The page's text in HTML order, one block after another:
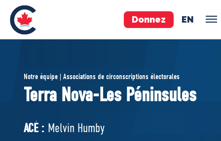
Donnez EN
ÉQUIPE
Pierre Poilievre
Vos députés conservateurs
Cabinet fantôme
Exécutif national
Notre équipe | Associations de circonscriptions électorales
Terra Nova-Les Péninsules
ACÉ : Melvin Humby